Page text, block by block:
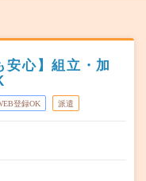
安心】組立・加
登録OK 派遣